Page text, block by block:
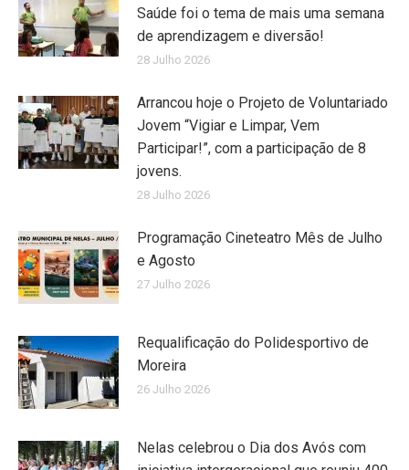
Saúde foi o tema de mais uma semana
de aprendizagem e diversão!
28 Julho 2026
Arrancou hoje o Projeto de Voluntariado
Jovem “Vigiar e Limpar, Vem
Participar!”, com a participação de 8
jovens.
28 Julho 2026
Programação Cineteatro Mês de Julho
e Agosto
27 Julho 2026
Requalificação do Polidesportivo de
Moreira
26 Julho 2026
Nelas celebrou o Dia dos Avós com